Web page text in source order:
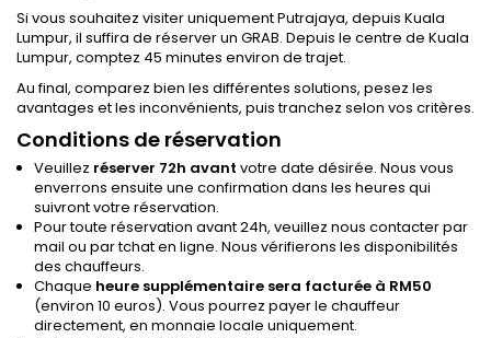
Si vous souhaitez visiter uniquement Putrajaya, depuis Kuala
Lumpur, il suffira de réserver un GRAB. Depuis le centre de Kuala
Lumpur, comptez 45 minutes environ de trajet.
Au final, comparez bien les différentes solutions, pesez les
avantages et les inconvénients, puis tranchez selon vos critères.
Conditions de réservation
Veuillez réserver 72h avant votre date désirée. Nous vous
enverrons ensuite une confirmation dans les heures qui
suivront votre réservation.
Pour toute réservation avant 24h, veuillez nous contacter par
mail ou par tchat en ligne. Nous vérifierons les disponibilités
des chauffeurs.
Chaque heure supplémentaire sera facturée à RM50
(environ 10 euros). Vous pourrez payer le chauffeur
directement, en monnaie locale uniquement.